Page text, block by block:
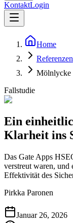
KontaktLogin
Home
Referenzen
Mölnlycke
Fallstudie
Ein
Klarheit ins
Das Gate Apps
verstreut waren, und
Effektivität des
Pirkka Paronen
Januar 26, 2026